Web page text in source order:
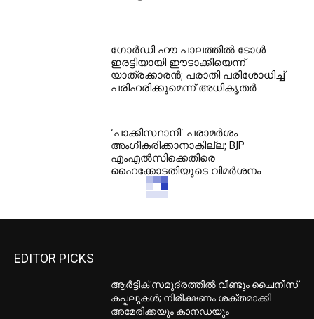
ഗോർഡി ഹൗ പാലത്തിൽ ടോൾ
ഇരട്ടിയായി ഈടാക്കിയെന്ന്
യാത്രക്കാരൻ; പരാതി പരിശോധിച്ച്
പരിഹരിക്കുമെന്ന് അധികൃതർ
‘പാക്കിസ്ഥാനി’ പരാമർശം
അംഗീകരിക്കാനാകില്ല; BJP
എംഎൽസിക്കെതിരെ
ഹൈക്കോടതിയുടെ വിമർശനം
EDITOR PICKS
ആർട്ടിക് സമുദ്രത്തിൽ വീണ്ടും ചൈനീസ്
കപ്പലുകൾ; നിരീക്ഷണം ശക്തമാക്കി
അമേരിക്കയും കാനഡയും